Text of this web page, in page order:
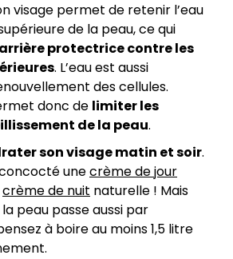
visage permet de retenir l’eau
de la peau, ce qui
protectrice contre les
. L’eau est aussi
des cellules.
donc de limiter les
de la peau.
son visage matin et soir.
unecrème de jour
crème de nuit naturelle ! Mais
peau passe aussi par
à boire au moins 1,5 litre